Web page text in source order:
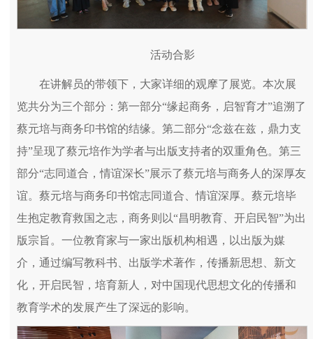
活动合影
在讲解员的带领下，大家详细的观摩了展览。本次展
览共分为三个部分：第一部分“缘起商务，启智育才”追溯了
蔡元培与商务印书馆的结缘。第二部分“念兹在兹，鼎力支
持”呈现了蔡元培作为学者与出版支持者的双重角色。第三
部分“志同道合，情谊深长”展示了蔡元培与商务人的深厚友
谊。蔡元培与商务印书馆志同道合、情谊深厚。蔡元培毕
生抱定教育救国之志，商务则以“昌明教育、开启民智”为出
版宗旨。一位教育家与一家出版机构相遇，以出版为媒
介，通过编写教科书、出版学术著作，传播新思想、新文
化，开启民智，培育新人，对中国现代思想文化的传播和
教育学术的发展产生了深远的影响。